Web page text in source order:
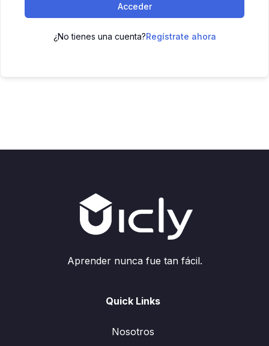
Acceder
¿No tienes una cuenta?Regístrate ahora
Aprender nunca fue tan fácil.
Quick Links
Nosotros